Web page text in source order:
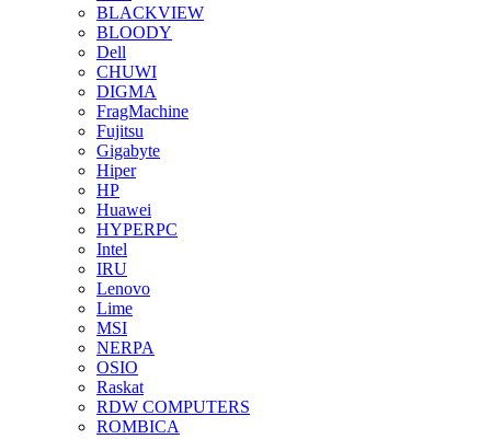
BLACKVIEW
BLOODY
Dell
CHUWI
DIGMA
FragMachine
Fujitsu
Gigabyte
Hiper
HP
Huawei
HYPERPC
Intel
IRU
Lenovo
Lime
MSI
NERPA
OSIO
Raskat
RDW COMPUTERS
ROMBICA